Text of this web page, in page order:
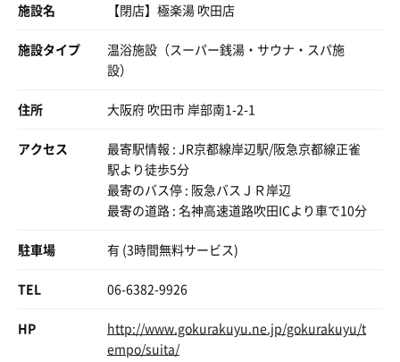
久々のサウナの中にTVがある系サウナ
80度ちょいがいいぐらいに汗かけて幸せすぎ
水風呂も最高すぎる
ちょっとでも冷たいなーーー
たまに感じる足先冷たくなる現象に名前欲しい
私はもしかしたら末端冷え性だったのだろうか
でも気持ちいいいい
キャンプっぽい椅子めっちゃよき
ちょうどいい位置に倒せるーーー
3席もあるからね
みんな気持ちよさソーーーに座ってたから
しかしお風呂料金のみで、漫画も読めてゴロゴロ出来るス
ペースもあり、何度もお風呂に戻れるのは良いですね！
レストランのメニューも豊富で、ここで1日過ごせるや
しいポイントです。
ている。
じゃぼーん。最高だ。
ととのい椅子やベンチがかなりたくさんある。
ココはあえて寝湯でととのう。
心臓ドクドク視界グルグル。
あぁぁ〜。
初めて寝湯でととのった。
時間ととのうことができる。
人間には重要とされる三大欲求がある。
施設名 【閉店】極楽湯 吹田店
施設タイプ
温浴施設（スーパー銭湯・サウナ・スパ施
設）
住所 大阪府 吹田市 岸部南1-2-1
アクセス
最寄駅情報 : JR京都線岸辺駅/阪急京都線正雀
駅より徒歩5分
最寄のバス停 : 阪急バスＪＲ岸辺
最寄の道路 : 名神高速道路吹田ICより車で10分
駐車場 有 (3時間無料サービス)
TEL 06-6382-9926
HP
http://www.gokurakuyu.ne.jp/gokurakuyu/t
empo/suita/